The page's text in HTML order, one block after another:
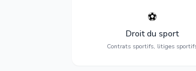
⚽
Droit du sport
Contrats sportifs, litiges
Expertise en droit sportif :
sportifs, transferts,
contentieux.